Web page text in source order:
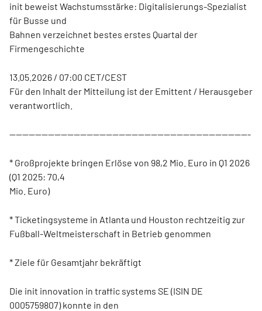
init beweist Wachstumsstärke: Digitalisierungs-Spezialist
für Busse und
Bahnen verzeichnet bestes erstes Quartal der
Firmengeschichte
13.05.2026 / 07:00 CET/CEST
Für den Inhalt der Mitteilung ist der Emittent / Herausgeber
verantwortlich.
---------------------------------------------------------------------------
* Großprojekte bringen Erlöse von 98,2 Mio. Euro in Q1 2026
(Q1 2025: 70,4
Mio. Euro)
* Ticketingsysteme in Atlanta und Houston rechtzeitig zur
Fußball-Weltmeisterschaft in Betrieb genommen
* Ziele für Gesamtjahr bekräftigt
Die init innovation in traffic systems SE (ISIN DE
0005759807) konnte in den